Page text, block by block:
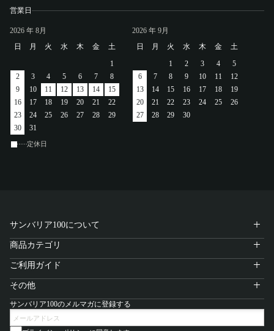
よくあるご質問・お問い合わせ
ログイン / 新規登録
営業日
2026 年 8月
日
月 火 水 木 金
土
1
2
3 4 5 6 7
8
9
10 11 12 13 14
15
16
17 18 19 20 21
22
23
24 25 26 27 28
29
30
31
2026 年 9月
日
月 火 水 木 金
土
1
2 3 4
5
6
7 8 9 10 11
12
13
14 15 16 17 18
19
20
21 22 23 24 25
26
27
28 29 30
定休日
サンバリア100について
商品カテゴリ
ご利用ガイド
その他
サンバリア100のメルマガに登録する